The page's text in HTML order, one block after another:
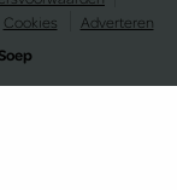
Cookies
Adverteren